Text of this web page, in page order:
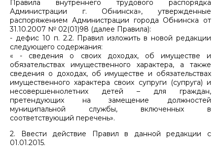
Правила внутреннего трудового распорядка
Администрации г. Обнинска», утвержденные
распоряжением Администрации города Обнинска от
31.10.2007 № 02(01)98 (далее Правила):
- дефис 10 п. 2.2. Правил изложить в новой редакции
следующего содержания:
« - сведения о своих доходах, об имуществе и
обязательствах имущественного характера, а также
сведения о доходах, об имуществе и обязательствах
имущественного характера своих супруги (супруга) и
несовершеннолетних детей – для граждан,
претендующих на замещение должностей
муниципальной службы, включенных в
соответствующий перечень».
2. Ввести действие Правил в данной редакции с
01.01.2015.